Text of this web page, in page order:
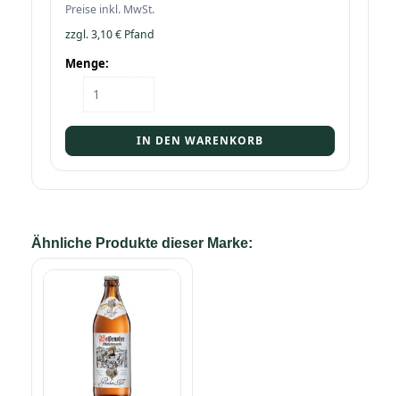
Preise inkl. MwSt.
zzgl.3,10€ Pfand
Menge:
Kasten
Weißenoher
20/0,5
Menge
IN DEN WARENKORB
Ähnliche Produkte dieser Marke: